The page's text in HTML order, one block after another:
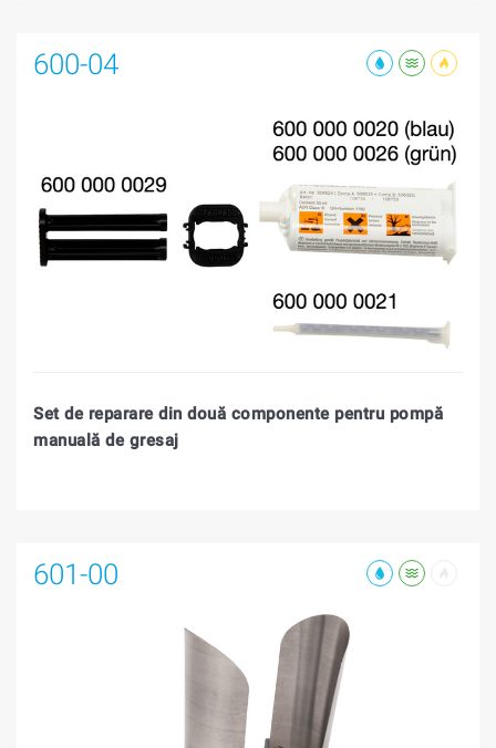
600-04
Set de reparare din două componente pentru pompă
manuală de gresaj
601-00